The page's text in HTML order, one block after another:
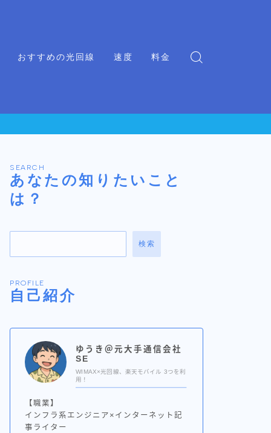
おすすめの光回線 速度 料金
SEARCH
あなたの知りたいこと
は？
検索
PROFILE
自己紹介
ゆうき＠元大手通信会社
SE
WIMAX×光回線、楽天モバイル 3つを利
用！
【職業】
インフラ系エンジニア×インターネット記
事ライター